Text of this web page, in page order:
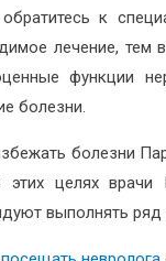
к
лечение,
функции
болезни.
болезни
этих целях врачи
выполнять ряд